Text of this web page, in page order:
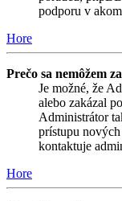
podporu v
Hore
Prečo sa nemôžem
Je možné, že
alebo zakázal
Administrátor
prístupu
kontaktuje
Hore